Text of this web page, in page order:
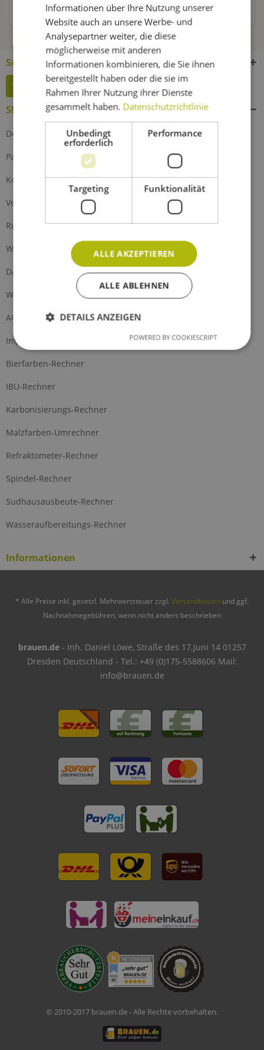
Kunden haben sich ebenfalls angesehen
Service Hotline
Widerruf erklären
Shop Service
Defektes Produkt
Partnerprogramm
Kontakt
Versand und Zahlung
Rückgabe
Widerrufsrecht
Datenschutz
Widerrufsformular
AGB
Impressum
Bierfarben-Rechner
IBU-Rechner
Karbonisierungs-Rechner
Malzfarben-Umrechner
Refraktometer-Rechner
Spindel-Rechner
Sudhausausbeute-Rechner
Wasseraufbereitungs-Rechner
Informationen
* Alle Preise inkl. gesetzl. Mehrwertsteuer zzgl. Versandkosten und ggf.
Nachnahmegebühren, wenn nicht anders beschrieben
brauen.de- Inh. Daniel Löwe, Straße des 17.Juni 14 01257
Dresden Deutschland - Tel.: +49 (0)175-5588606 Mail:
info@brauen.de
© 2010-2017 brauen.de - Alle Rechte vorbehalten.
Informationen über Ihre Nutzung unserer
Website auch an unsere Werbe- und
Analysepartner weiter, die diese
möglicherweise mit anderen
Informationen kombinieren, die Sie ihnen
bereitgestellt haben oder die sie im
Rahmen Ihrer Nutzung ihrer Dienste
gesammelt haben. Datenschutzrichtlinie
Unbedingt
erforderlich
Performance
Targeting Funktionalität
ALLE AKZEPTIEREN
ALLE ABLEHNEN
DETAILS ANZEIGEN
POWERED BY COOKIESCRIPT